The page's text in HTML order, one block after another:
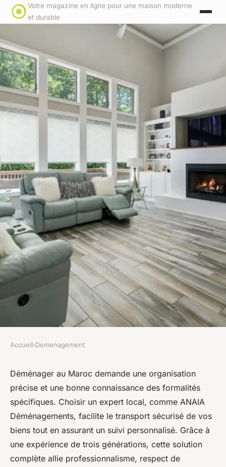
Votre magazine en ligne pour une maison moderne
et durable
DEMENAGEMENT
Déménager au maroc : astuces
pour un déménagement serein
Benjamin•10 octobre 2025• 4 min de lecture
Accueil›Demenagement
Déménager au Maroc demande une organisation
précise et une bonne connaissance des formalités
spécifiques. Choisir un expert local, comme ANAIA
Déménagements, facilite le transport sécurisé de vos
biens tout en assurant un suivi personnalisé. Grâce à
une expérience de trois générations, cette solution
complète allie professionnalisme, respect de